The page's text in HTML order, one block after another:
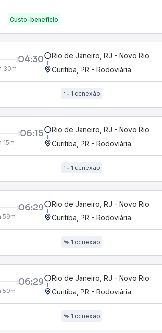
Custo-benefício
04:30
30m
Rio de Janeiro, RJ - Novo Rio
Curitiba, PR - Rodoviária
1 conexão
06:15
15m
Rio de Janeiro, RJ - Novo Rio
Curitiba, PR - Rodoviária
1 conexão
06:29
59m
Rio de Janeiro, RJ - Novo Rio
Curitiba, PR - Rodoviária
1 conexão
06:29
59m
Rio de Janeiro, RJ - Novo Rio
Curitiba, PR - Rodoviária
1 conexão